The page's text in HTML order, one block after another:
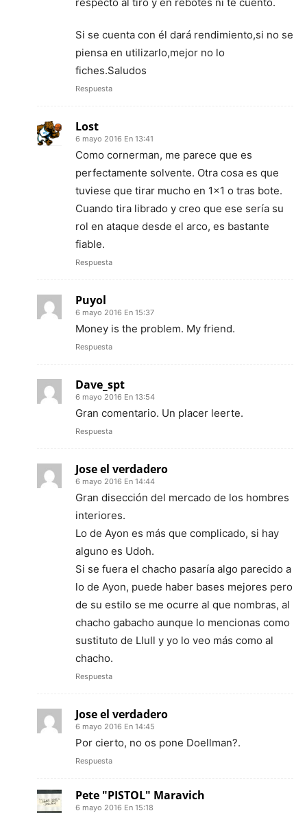
Si se cuenta con él dará rendimiento,si no se
piensa en utilizarlo,mejor no lo
fiches.Saludos
Respuesta
Lost
6 mayo 2016 En 13:41
Como cornerman, me parece que es
perfectamente solvente. Otra cosa es que
tuviese que tirar mucho en 1×1 o tras bote.
Cuando tira librado y creo que ese sería su
rol en ataque desde el arco, es bastante
fiable.
Respuesta
Puyol
6 mayo 2016 En 15:37
Money is the problem. My friend.
Respuesta
Dave_spt
6 mayo 2016 En 13:54
Gran comentario. Un placer leerte.
Respuesta
Jose el verdadero
6 mayo 2016 En 14:44
Gran disección del mercado de los hombres
interiores.
Lo de Ayon es más que complicado, si hay
alguno es Udoh.
Si se fuera el chacho pasaría algo parecido a
lo de Ayon, puede haber bases mejores pero
de su estilo se me ocurre al que nombras, al
chacho gabacho aunque lo mencionas como
sustituto de Llull y yo lo veo más como al
chacho.
Respuesta
Jose el verdadero
6 mayo 2016 En 14:45
Por cierto, no os pone Doellman?.
Respuesta
Pete "PISTOL" Maravich
6 mayo 2016 En 15:18